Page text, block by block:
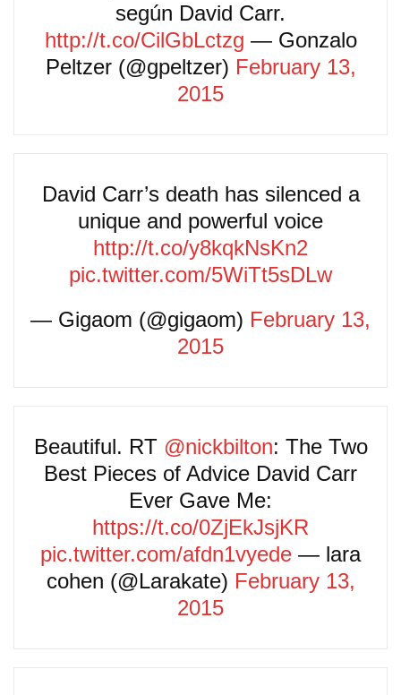
según David Carr.
http://t.co/CilGbLctzg — Gonzalo
Peltzer (@gpeltzer) February 13,
2015
David Carr’s death has silenced a
unique and powerful voice
http://t.co/y8kqkNsKn2
pic.twitter.com/5WiTt5sDLw
— Gigaom (@gigaom) February 13,
2015
Beautiful. RT @nickbilton: The Two
Best Pieces of Advice David Carr
Ever Gave Me:
https://t.co/0ZjEkJsjKR
pic.twitter.com/afdn1vyede — lara
cohen (@Larakate) February 13,
2015